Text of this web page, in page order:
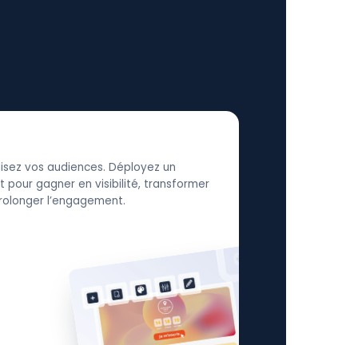
vos audiences. Déployez un
gagner en visibilité, transformer
l’engagement.